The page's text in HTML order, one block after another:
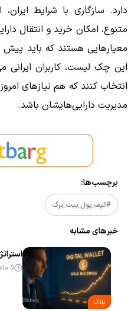
دارد. سازگاری با شرایط
متنوع، امکان خرید و انتقال
معیارهایی هستند که باید پیش
این چک لیست، کاربران ایرانی
انتخاب کنند که هم نیازهای
مدیریت دارایی‌هایشان باشد.
برچسب‌ها:
#کیف_پول_بیت_برگ
خبر‌های مشابه
بلاگ
5 ماه پیش